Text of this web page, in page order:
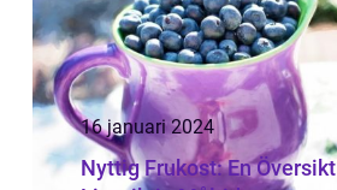
16 januari 2024
Nyttig Frukost: En